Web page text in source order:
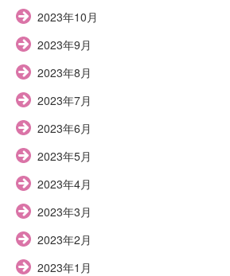
2023年10月
2023年9月
2023年8月
2023年7月
2023年6月
2023年5月
2023年4月
2023年3月
2023年2月
2023年1月